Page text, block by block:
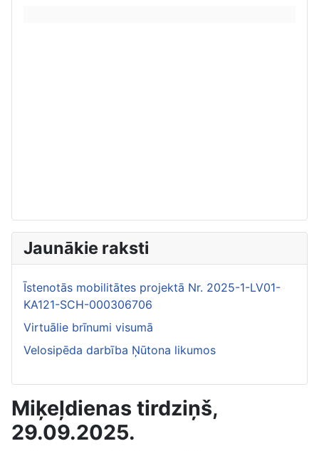
Jaunākie raksti
Īstenotās mobilitātes projektā Nr. 2025-1-LV01-
KA121-SCH-000306706
Virtuālie brīnumi visumā
Velosipēda darbība Ņūtona likumos
Miķeļdienas tirdziņš,
29.09.2025.